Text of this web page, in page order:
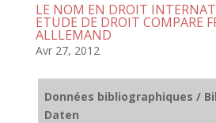
LE NOM EN DROIT
ETUDE DE DROIT COMPARE
ALLLEMAND
Avr 27, 2012
Données bibliographiques /
Daten